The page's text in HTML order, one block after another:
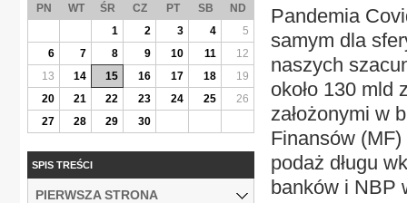
Pandemia
samym dla
naszych
około 130 mld
założonymi w
Finansów
podaż długu
banków i NBP
PN WT ŚR CZ PT SB
ND
1
2 3 4
5
6
7 8 9 10 11
12
13
14 15 16 17 18
19
20
21 22 23 24 25
26
27
28 29 30
SPIS TREŚCI
PIERWSZA STRONA